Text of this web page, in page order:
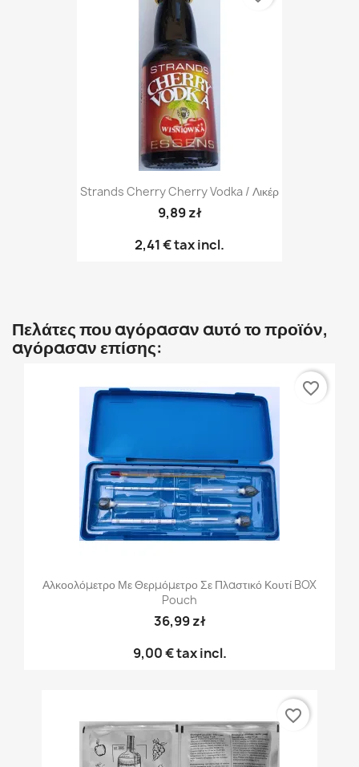
Strands Cherry Cherry Vodka / Λικέρ
9,89 zł
2,41 €tax incl.
Πελάτες που αγόρασαν αυτό το προϊόν,
αγόρασαν επίσης:
Αλκοολόμετρο Με Θερμόμετρο Σε Πλαστικό Κουτί BOX
Pouch
36,99 zł
9,00 €tax incl.
favorite_border
favorite_border